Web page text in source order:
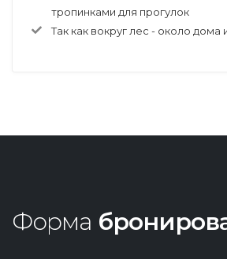
тропинками для прогулок
Так как вокруг лес - около дома
Форма